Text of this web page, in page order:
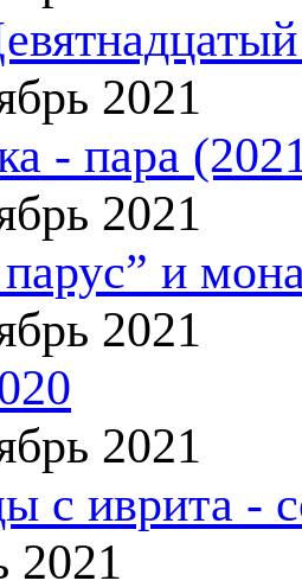
2021
- пара
2021
парус” и
2021
2021
с иврита -
2021